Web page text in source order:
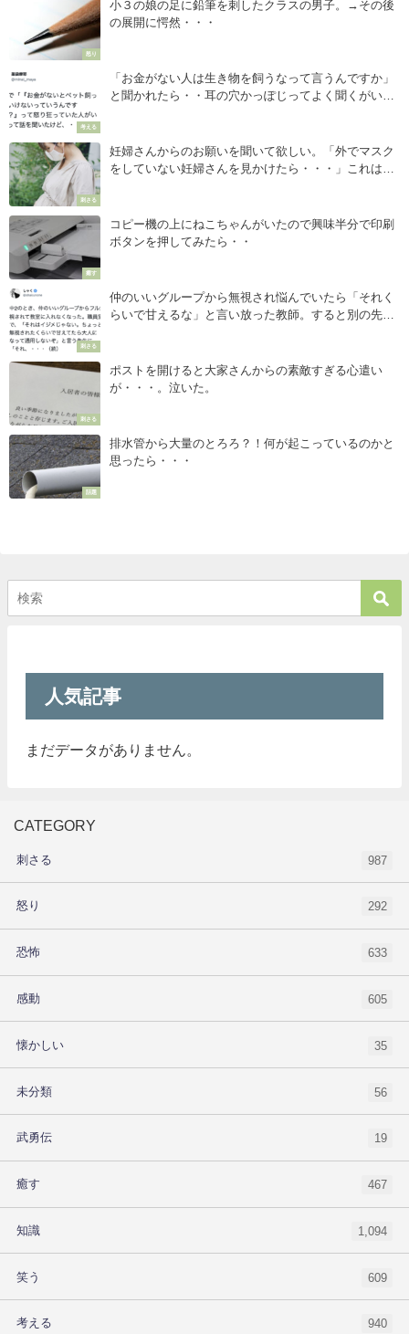
怒り
小３の娘の足に鉛筆を刺したクラスの男子。→その後
の展開に愕然・・・
考える
「お金がない人は生き物を飼うなって言うんですか」
と聞かれたら・・耳の穴かっぽじってよく聞くがいい
刺さる
妊婦さんからのお願いを聞いて欲しい。「外でマスク
をしていない妊婦さんを見かけたら・・・」これは深
癒す
コピー機の上にねこちゃんがいたので興味半分で印刷
ボタンを押してみたら・・
刺さる
仲のいいグループから無視され悩んでいたら「それく
らいで甘えるな」と言い放った教師。すると別の先生
刺さる
ポストを開けると大家さんからの素敵すぎる心遣い
が・・・。泣いた。
話題
排水管から大量のとろろ？！何が起こっているのかと
思ったら・・・
人気記事
まだデータがありません。
CATEGORY
刺さる 987
怒り 292
恐怖 633
感動 605
懐かしい 35
未分類 56
武勇伝 19
癒す 467
知識 1,094
笑う 609
考える 940